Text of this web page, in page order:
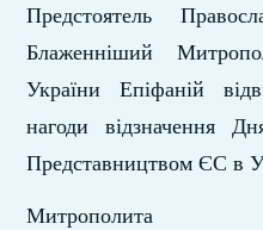
Предстоятель
Блаженніший
України Епіфаній
нагоди відзначення
Представництвом ЄС в
Митрополита